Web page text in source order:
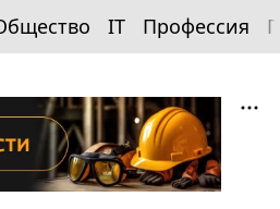
IT Профессия